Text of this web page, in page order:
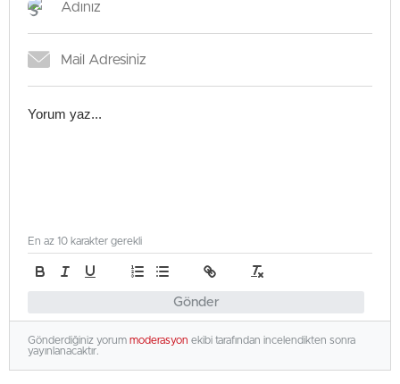
Gönder
En az 10 karakter gerekli
Gönderdiğiniz yorum moderasyon ekibi tarafından incelendikten sonra
yayınlanacaktır.